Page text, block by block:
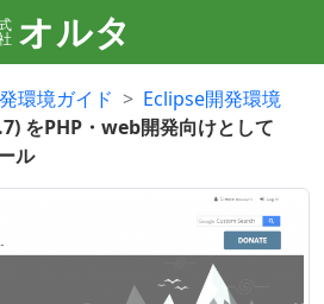
オルタ
環境ガイド
Eclipse開発環境
をPHP・web開発向けとして
ル